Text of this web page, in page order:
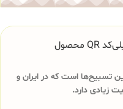
کد QR محصول
تسبیح‌ها است که در ایران و
زیادی دارد.